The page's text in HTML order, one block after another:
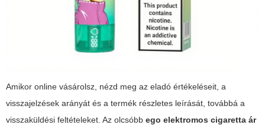
Amikor online vásárolsz, nézd meg az eladó értékeléseit, a
visszajelzések arányát és a termék részletes leírását, továbbá a
visszaküldési feltételeket. Az olcsóbb ego elektromos cigaretta ár